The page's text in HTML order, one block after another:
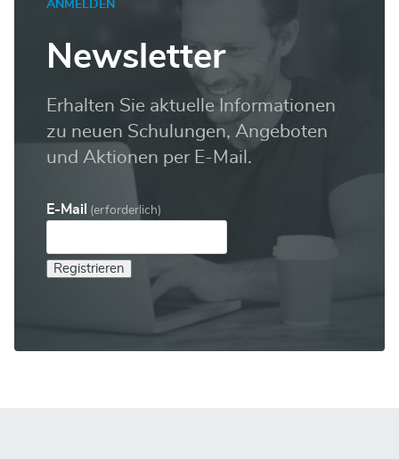
ANMELDEN
Newsletter
Erhalten Sie aktuelle Informationen
zu neuen Schulungen, Angeboten
und Aktionen per E-Mail.
E-Mail (erforderlich)
Registrieren